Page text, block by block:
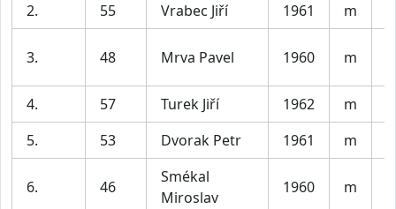
2.
55 Vrabec Jiří 1961 m
3. 48 Mrva Pavel 1960 m
4.
57 Turek Jiří 1962 m
5.
53 Dvorak Petr 1961 m
6. 46
Smékal
Miroslav
1960 m